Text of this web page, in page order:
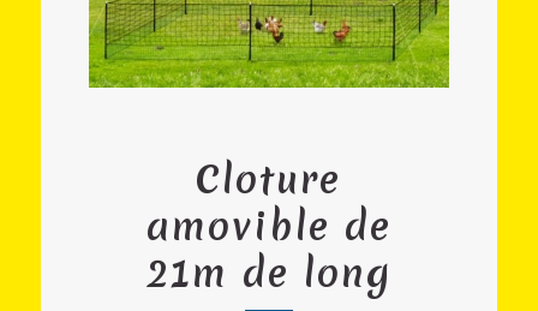
Cloture
amovible de
21m de long